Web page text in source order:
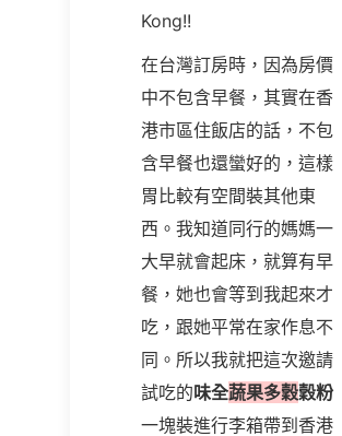
Kong!!
在台灣訂房時，因為房價
中不包含早餐，其實在香
港市區住飯店的話，不包
含早餐也還蠻好的，這樣
胃比較有空間裝其他東
西。我知道同行的媽媽一
大早就會起床，就算有早
餐，她也會等到我起來才
吃，跟她平常在家作息不
同。所以我就把這次邀請
試吃的味全蔬果多穀穀粉
一塊裝進行李箱帶到香港